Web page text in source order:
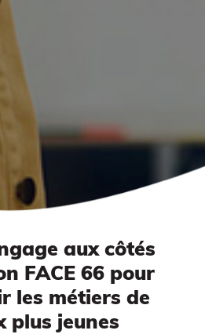
ou sur mesure
aux côtés
FACE 66 pour
les métiers de
plus jeunes